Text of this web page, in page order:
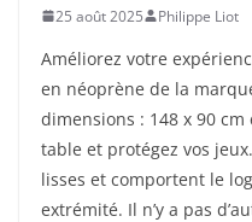
25 août 2025 Philippe Liot
Améliorez votre
en néoprène de la
dimensions : 148 x 90
table et protégez vos
lisses et comportent le
extrémité. Il n’y a pas